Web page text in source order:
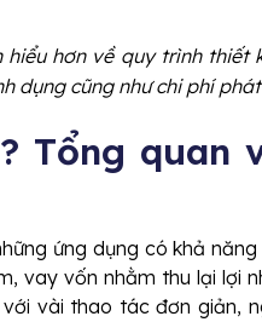
hơn về quy trình thiết
dụng cũng như chi phí
Tổng quan
ứng dụng có khả
vay vốn nhằm thu lại lợi
vài thao tác đơn giản,